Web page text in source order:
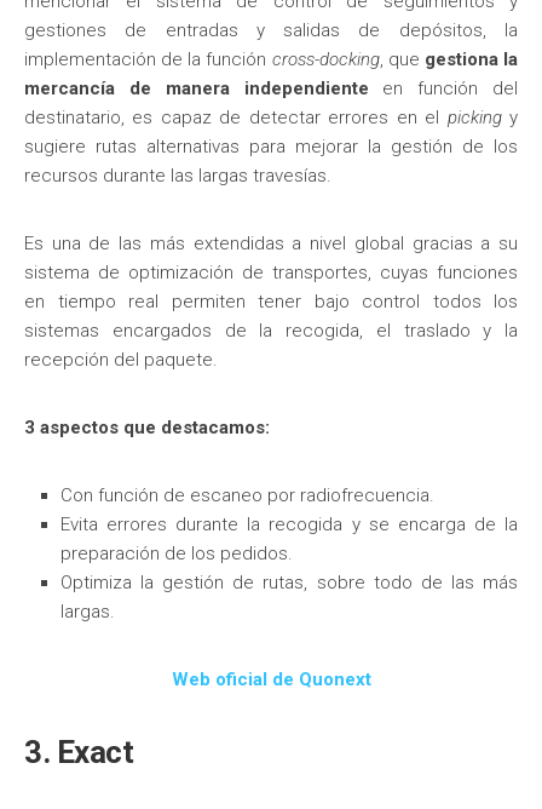
gestiones de entradas y salidas de depósitos, la
implementación de la función cross-docking, que gestiona la
mercancía de manera independiente en función del
destinatario, es capaz de detectar errores en el pickingy
sugiere rutas alternativas para mejorar la gestión de los
recursos durante las largas travesías.
Es una de las más extendidas a nivel global gracias a su
sistema de optimización de transportes, cuyas funciones
en tiempo real permiten tener bajo control todos los
sistemas encargados de la recogida, el traslado y la
recepción del paquete.
3 aspectos que destacamos:
Con función de escaneo por radiofrecuencia.
Evita errores durante la recogida y se encarga de la
preparación de los pedidos.
Optimiza la gestión de rutas, sobre todo de las más
largas.
Web oficial de Quonext
3. Exact